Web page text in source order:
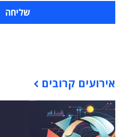
אירועים קרובים